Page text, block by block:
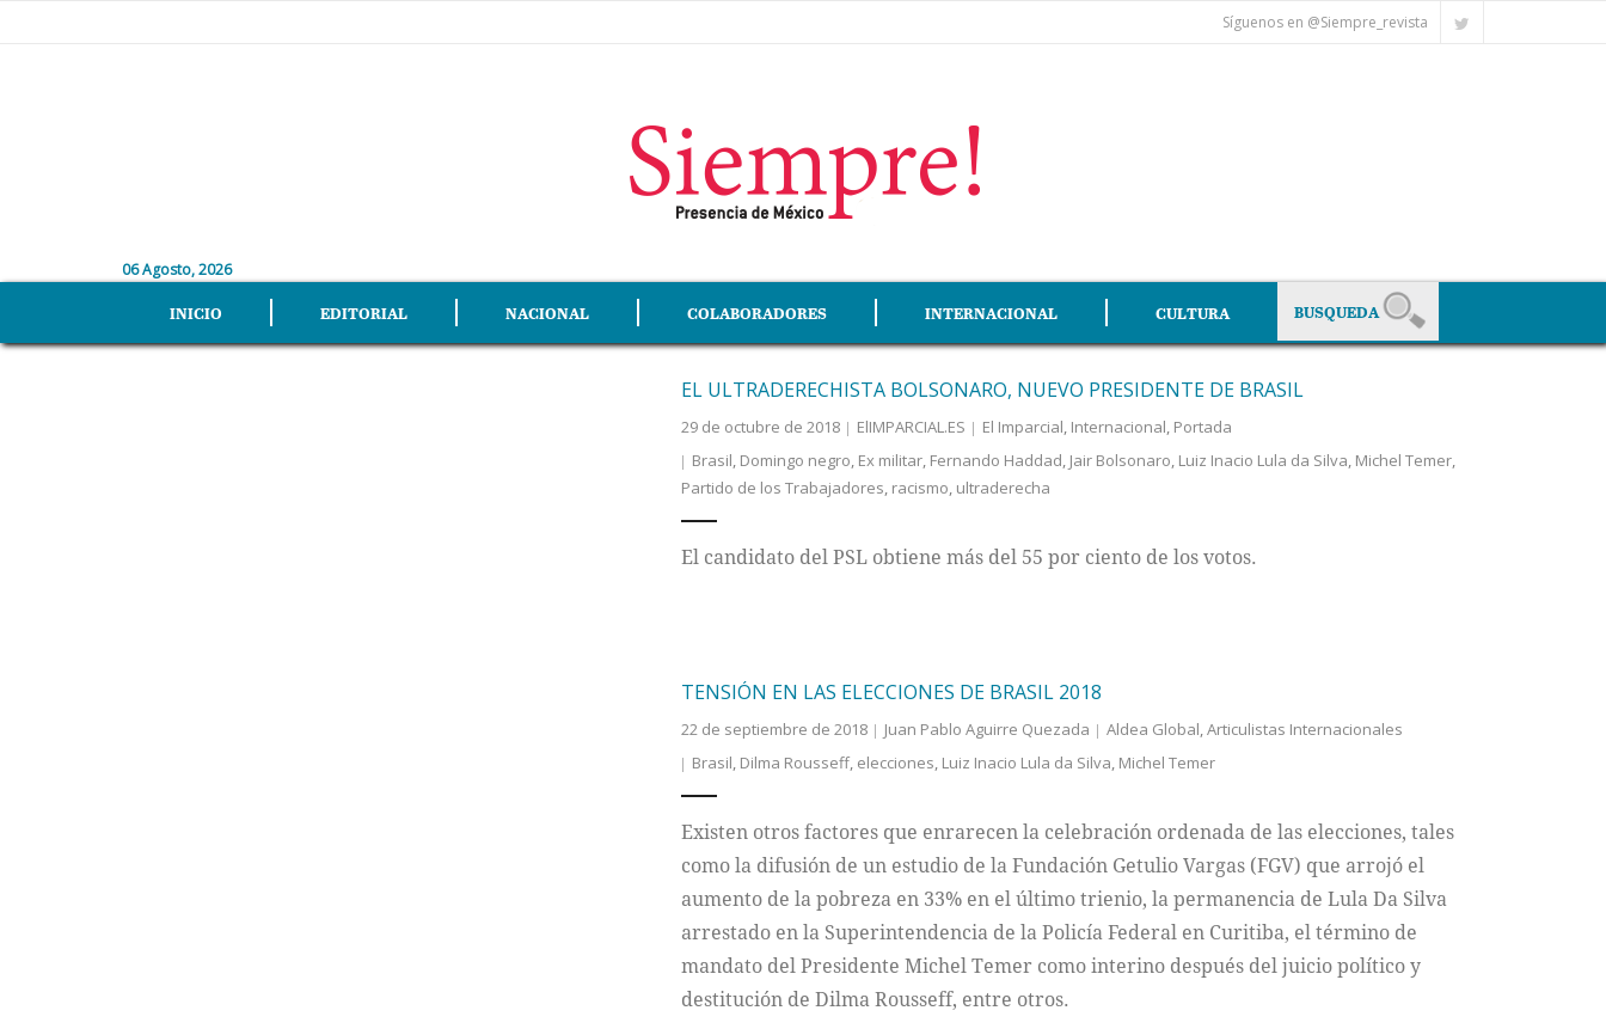
Síguenos en @Siempre_revista
06 Agosto, 2026
INICIO EDITORIAL NACIONAL COLABORADORES INTERNACIONAL CULTURA
EL ULTRADERECHISTA BOLSONARO, NUEVO PRESIDENTE DE BRASIL
29 de octubre de 2018 ElIMPARCIAL.ES El Imparcial, Internacional, Portada
Brasil, Domingo negro, Ex militar, Fernando Haddad, Jair Bolsonaro, Luiz Inacio Lula da Silva, Michel Temer,
Partido de los Trabajadores, racismo, ultraderecha
El candidato del PSL obtiene más del 55 por ciento de los votos.
TENSIÓN EN LAS ELECCIONES DE BRASIL 2018
22 de septiembre de 2018 Juan Pablo Aguirre Quezada Aldea Global,Articulistas Internacionales
Brasil, Dilma Rousseff, elecciones, Luiz Inacio Lula da Silva, Michel Temer
Existen otros factores que enrarecen la celebración ordenada de las elecciones, tales
como la difusión de un estudio de la Fundación Getulio Vargas (FGV) que arrojó el
aumento de la pobreza en 33% en el último trienio, la permanencia de Lula Da Silva
arrestado en la Superintendencia de la Policía Federal en Curitiba, el término de
mandato del Presidente Michel Temer como interino después del juicio político y
destitución de Dilma Rousseff, entre otros.